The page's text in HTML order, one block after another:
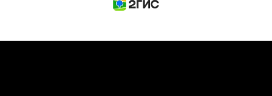
к построению бизнеса и созданию технологий под
И БИТВА АГЕНТОВ